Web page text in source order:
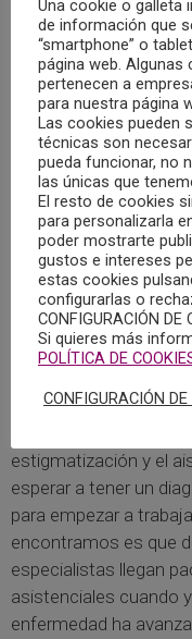
esperanza de vida.
psicología posee un
al paciente con
dotando de un
también de pautas
la enfermedad.
Se ha evidenciado
en los centros de
residencias
y hábitos saludables,
estimulación
entrenamiento en
avanzadas de la vida
deterioro. Del mismo
estigmatización y el
esperar a tener un
para empezar a
encontramos es que
especialistas llegan
asistenciales cuando
enfermedad ha
Una cookie o galleta
de información que
“smartphone” o
página web.
pertenecen a
para nuestra página
Las cookies pueden
técnicas son
pueda funcionar, no
las únicas que
El resto de cookies
para personalizarla
poder mostrarte
gustos e intereses
estas cookies
configurarlas o
CONFIGURACIÓN DE
Si quieres más
POLÍTICA DE
CONFIGURACIÓN DE